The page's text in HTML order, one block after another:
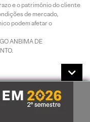
e o patrimônio do cliente
de mercado,
podem afetar o
ANBIMA DE